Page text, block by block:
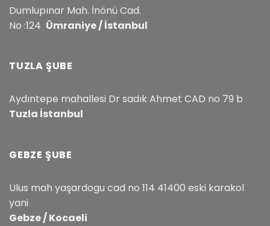
Dumlupınar Mah. İnönü Cad.
No :124 Ümraniye / İstanbul
TUZLA ŞUBE
Aydıntepe mahallesi Dr sadık Ahmet CAD no 79 b
Tuzla İstanbul
GEBZE ŞUBE
Ulus mah yaşardogu cad no 114 41400 eski karakol
yani
Gebze / Kocaeli